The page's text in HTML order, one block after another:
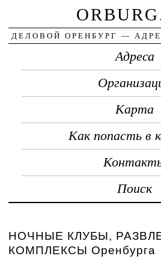
ДЕЛОВОЙ ОРЕНБУРГ —
Адреса
Карта
Как попасть в
Поиск
НОЧНЫЕ КЛУБЫ,
КОМПЛЕКСЫ Оренбурга